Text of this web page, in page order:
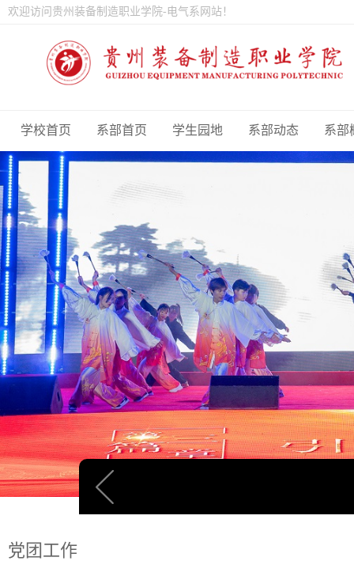
欢迎访问贵州装备制造职业学院-电气系网站！
学校首页 系部首页 学生园地 系部动态 系部
党团工作